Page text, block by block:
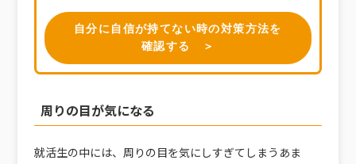
自分に自信が持てない時の対策方法を
確認する ＞
周りの目が気になる
就活生の中には、周りの目を気にしすぎてしまうあま